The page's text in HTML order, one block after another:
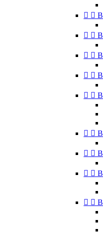
 
 
 
 
 
 
 
 
 